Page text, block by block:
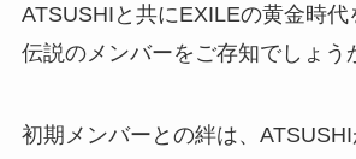
ATSUSHIと共にEXILEの黄金時代
伝説のメンバーをご存知でしょう
初期メンバーとの絆は、